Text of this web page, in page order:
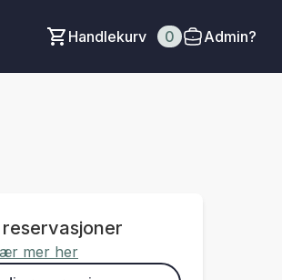
Handlekurv 0 Admin?
reservasjoner
mer her